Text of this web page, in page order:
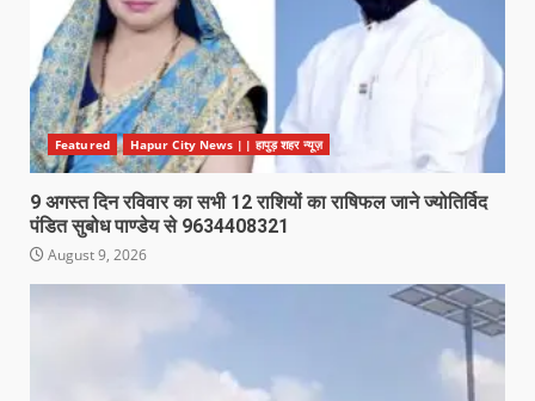
Featured Hapur City News || हापुड़ शहर न्यूज़
9 अगस्त दिन रविवार का सभी 12 राशियों का राषिफल जाने ज्योतिर्विद
पंडित सुबोध पाण्डेय से 9634408321
August 9, 2026